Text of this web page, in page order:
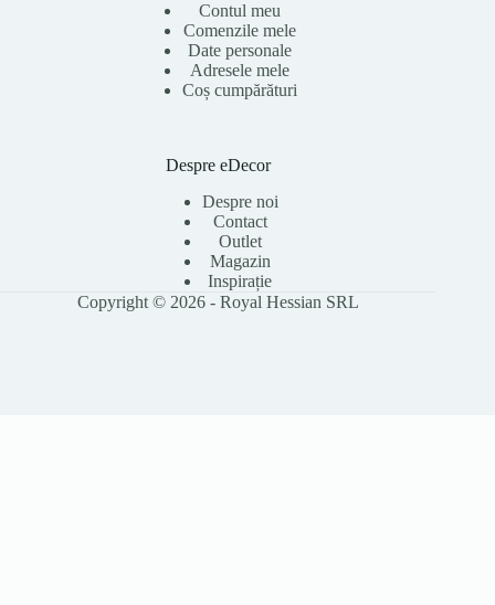
Contul meu
Comenzile mele
Date personale
Adresele mele
Coș cumpărături
Despre eDecor
Despre noi
Contact
Outlet
Magazin
Inspirație
Copyright © 2026 - Royal Hessian SRL